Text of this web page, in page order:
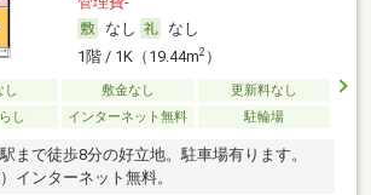
なし
なし
1階 / 1K（19.44m2）
し 敷金なし
更新料なし
し
インターネット無料 駐輪場
まで徒歩8分の好立地。駐車場有ります。
）インターネット無料。